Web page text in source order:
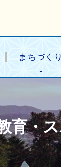
まちづくり
育・